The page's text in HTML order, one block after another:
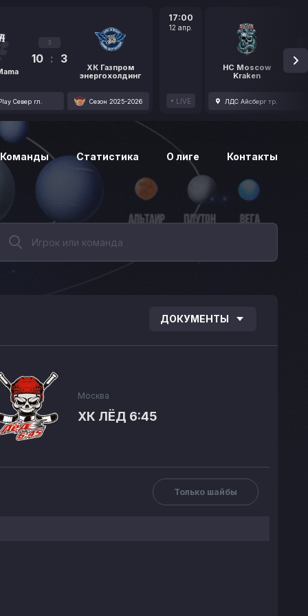
3
10 : 3
ХК Газпром
энергохолдинг
Север гл. Сезон 2025-2026
17:00
12 апр.
LIVE
HC Moscow
Kraken
1
ЛДС Айсберг тр.
Команды Статистика О лиге Контакты
ДОКУМЕНТЫ
Москва
ХК ЛЁД 6:45
Только шайбы